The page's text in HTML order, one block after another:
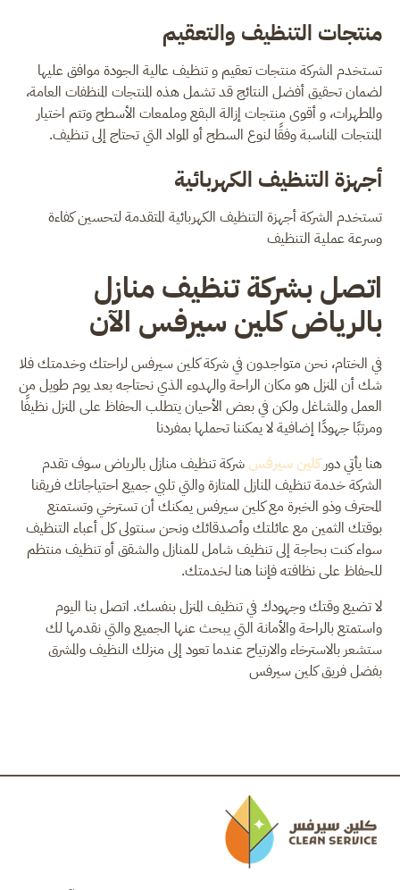
منتجات التنظيف والتعقيم
تستخدم الشركة منتجات تعقيم و تنظيف عالية الجودة موافق عليها
لضمان تحقيق أفضل النتائج قد تشمل هذه المنتجات المنظفات العامة،
والمطهرات، و أقوى منتجات إزالة البقع وملمعات الأسطح وتتم اختيار
المنتجات المناسبة وفقًا لنوع السطح أو المواد التي تحتاج إلى تنظيف.
أجهزة التنظيف الكهربائية
تستخدم الشركة أجهزة التنظيف الكهربائية المتقدمة لتحسين كفاءة
وسرعة عملية التنظيف
اتصل بشركة تنظيف منازل
بالرياض كلين سيرفس الآن
في الختام، نحن متواجدون في شركة كلين سيرفس لراحتك وخدمتك فلا
شك أن المنزل هو مكان الراحة والهدوء الذي نحتاجه بعد يوم طويل من
العمل والمشاغل ولكن في بعض الأحيان يتطلب الحفاظ على المنزل نظيفًا
ومرتبًا جهودًا إضافية لا يمكننا تحملها بمفردنا
هنا يأتي دوركلين سيرفس شركة تنظيف منازل بالرياض سوف تقدم
الشركة خدمة تنظيف المنازل الممتازة والتي تلبي جميع احتياجاتك فريقنا
المحترف وذو الخبرة مع كلين سيرفس يمكنك أن تسترخي وتستمتع
بوقتك الثمين مع عائلتك وأصدقائك ونحن سنتولى كل أعباء التنظيف
سواء كنت بحاجة إلى تنظيف شامل للمنازل والشقق أو تنظيف منتظم
للحفاظ على نظافته فإننا هنا لخدمتك.
لا تضيع وقتك وجهودك في تنظيف المنزل بنفسك. اتصل بنا اليوم
واستمتع بالراحة والأمانة التي يبحث عنها الجميع والتي نقدمها لك
ستشعر بالاسترخاء والارتياح عندما تعود إلى منزلك النظيف والمشرق
بفضل فريق كلين سيرفس